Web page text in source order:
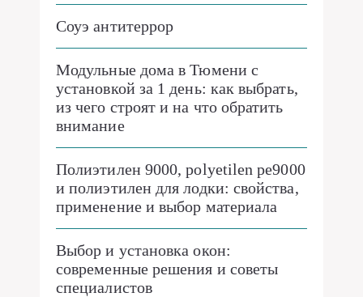
Соуэ антитеррор
Модульные дома в Тюмени с
установкой за 1 день: как выбрать,
из чего строят и на что обратить
внимание
Полиэтилен 9000, polyetilen pe9000
и полиэтилен для лодки: свойства,
применение и выбор материала
Выбор и установка окон:
современные решения и советы
специалистов